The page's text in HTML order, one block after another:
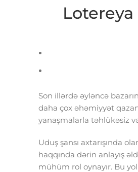
Son illərdə əyləncə
daha çox əhəmiyyət
yanaşmalarla təhlükəsiz
Uduş şansı axtarışında
haqqında dərin anlayış
mühüm rol oynayır. Bu